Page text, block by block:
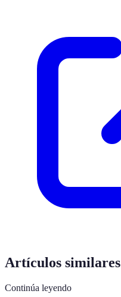
Artículos similares
Continúa leyendo